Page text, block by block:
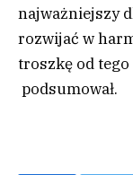
najważniejszy
rozwijać w
troszkę od
podsumował.